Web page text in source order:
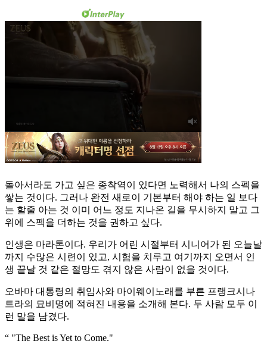
돌아서라도 가고 싶은 종착역이 있다면 노력해서 나의 스펙을
쌓는 것이다. 그러나 완전 새로이 기본부터 해야 하는 일 보다
는 할줄 아는 것 이미 어느 정도 지나온 길을 무시하지 말고 그
위에 스펙을 더하는 것을 권하고 싶다.
인생은 마라톤이다. 우리가 어린 시절부터 시니어가 된 오늘날
까지 수많은 시련이 있고, 시험을 치루고 여기까지 오면서 인
생 끝날 것 같은 절망도 겪지 않은 사람이 없을 것이다.
오바마 대통령의 취임사와 마이웨이노래를 부른 프랭크시나
트라의 묘비명에 적혀진 내용을 소개해 본다. 두 사람 모두 이
런 말을 남겼다.
“ "The Best is Yet to Come."